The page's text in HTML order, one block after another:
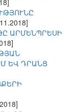
ԱՐՄԵՆՊՐԵՍԻ
ԵՎ ԴՐԱՆՑ